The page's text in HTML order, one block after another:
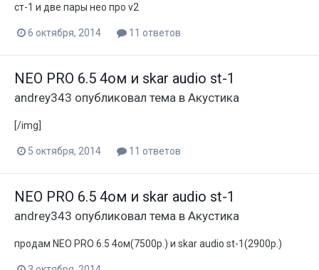
ст-1 и две пары нео про v2
6 октября, 2014 11 ответов
NEO PRO 6.5 4ом и skar audio st-1
andrey343 опубликовал тема в Акустика
[/img]
5 октября, 2014 11 ответов
NEO PRO 6.5 4ом и skar audio st-1
andrey343 опубликовал тема в Акустика
продам NEO PRO 6.5 4ом(7500р.) и skar audio st-1(2900р.)